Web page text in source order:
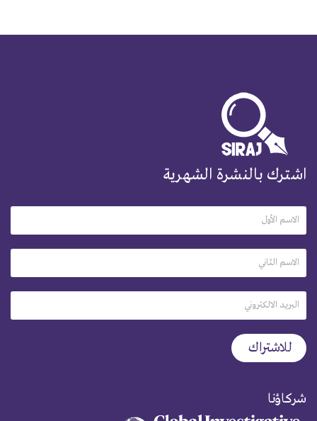
اشترك بالنشرة الشهرية
شركاؤنا